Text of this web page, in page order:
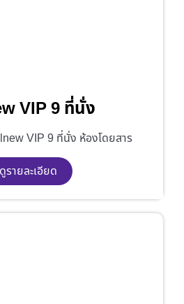
VIP 9 ที่นั่ง
VIP 9 ที่นั่ง ห้องโดยสาร
ดูรายละเอียด